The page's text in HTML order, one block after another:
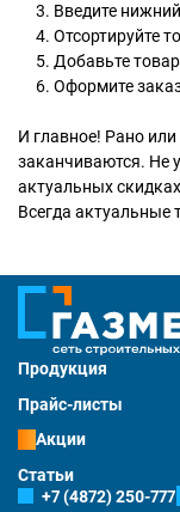
Введите
Отсортируйте
Добавьте
Оформите
И главное! Рано
заканчиваются. Не
актуальных
Всегда актуальные
Продукция
Прайс-листы
Акции
Статьи
+7 (4872) 250-777